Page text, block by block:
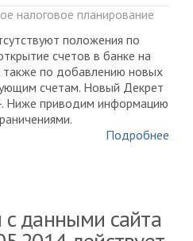
налоговое планирование
положения по
счетов в банке на
по добавлению новых
счетам. Новый Декрет
Ниже приводим информацию
Подробнее
с данными сайта